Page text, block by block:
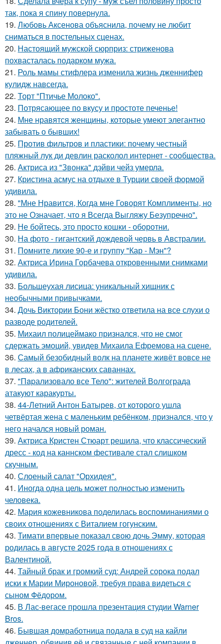
так, пока я спину повернула.
19. Любовь Аксенова объяснила, почему не любит
сниматься в постельных сценах.
20. Настоящий мужской сюрприз: стриженова
похвасталась подарком мужа.
21. Роль мамы стифлера изменила жизнь дженнифер
кулидж навсегда.
22. Торт "Птичье Молоко".
23. Потрясающее по вкусу и простоте печенье!
24. Мне нравятся женщины, которые умеют элегантно
забывать о бывших!
25. Против фильтров и пластики: почему честный
пляжный лук ди девлин расколол интернет - сообщества.
26. Актриса из "Звонка" дэйви чейз умерла.
27. Кристина асмус на отдыхе в Турции своей формой
удивила.
28. "Мне Нравится, Когда мне Говорят Комплименты, но
это не Означает, что я Всегда Выгляжу Безупречно".
29. Не бойтесь, это просто кошки - оборотни.
30. На фото - гигантский дождевой червь в Австралии.
31. Помните лихие 90-е и группу "Кар - Мэн"?
32. Актриса Ирина Горбачева откровенными снимками
удивила.
33. Большеухая лисица: уникальный хищник с
необычными привычками.
34. Дочь Виктории Бони жёстко ответила на все слухи о
разводе родителей.
35. Михаил полицеймако признался, что не смог
сдержать эмоций, увидев Михаила Ефремова на сцене.
36. Самый безобидный волк на планете живёт вовсе не
в лесах, а в африканских саваннах.
37. "Пapализовало все Тело": жителей Волгограда
атакуют каракурты.
38. 44-Летний Антон Батырев, от которого ушла
четвёртая жена с маленьким ребёнком, признался, что у
него начался новый роман.
39. Актриса Кристен Стюарт решила, что классический
дресс - код на каннском фестивале стал слишком
скучным.
40. Слоеный салат "Орхидея".
41. Иногда одна цель может полностью изменить
человека.
42. Мария кожевникова поделилась воспоминаниями о
своих отношениях с Виталием гогунским.
43. Тимати впервые показал свою дочь Эмму, которая
родилась в августе 2025 года в отношениях с
Валентиной.
44. Тайный брак и громкий суд: Андрей сорока подал
иски к Марии Мироновой, требуя права видеться с
сыном Фёдором.
45. В Лас-вегасе прошла презентация студии Warner
Bros.
46. Бывшая домработница подала в суд на кайли